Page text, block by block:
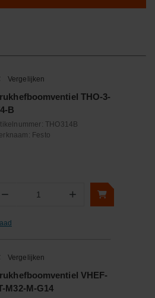
Vergelijken
THO-3-
B
THO314B
Festo
− Aantal +
Vergelijken
VHEF-
M32-M-G14